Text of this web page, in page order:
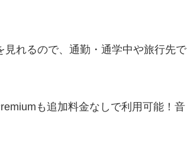
見れるので、通勤・通学中や旅行先で
も追加料金なしで利用可能！音